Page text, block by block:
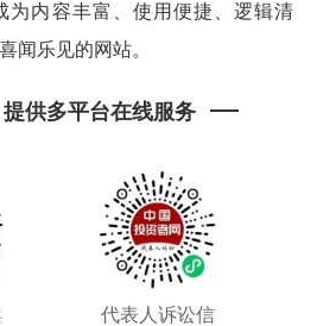
为内容丰富、使用便捷、逻辑清
闻乐见的网站。
供多平台在线服务
代表人诉讼信